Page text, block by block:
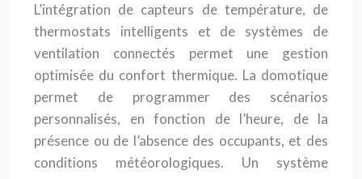
L’intégration de capteurs de température, de
thermostats intelligents et de systèmes de
ventilation connectés permet une gestion
optimisée du confort thermique. La domotique
permet de programmer des scénarios
personnalisés, en fonction de l’heure, de la
présence ou de l’absence des occupants, et des
conditions météorologiques. Un système